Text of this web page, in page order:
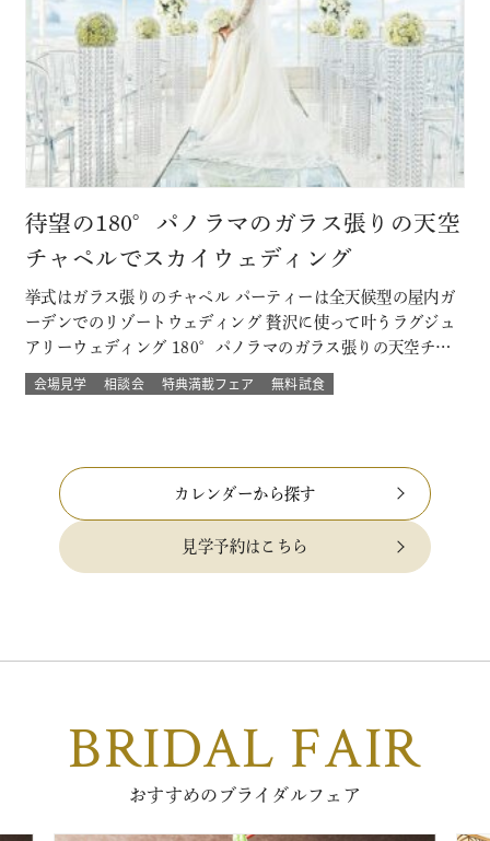
待望の180°パノラマのガラス張りの天空
チャペルでスカイウェディング
挙式はガラス張りのチャペル パーティーは全天候型の屋内ガ
ーデンでのリゾートウェディング 贅沢に使って叶うラグジュ
アリーウェディング 180°パノラマのガラス張りの天空チャ
ペルでは 流れる雲や透き通る青空に包まれ まるで空の上で
挙げる結婚式 組数限定！でご提供！ このフェアに含まれるコ
会場見学 相談会 特典満載フェア 無料試食
カレンダーから探す
見学予約はこちら
BRIDAL FAIR
おすすめのブライダルフェア